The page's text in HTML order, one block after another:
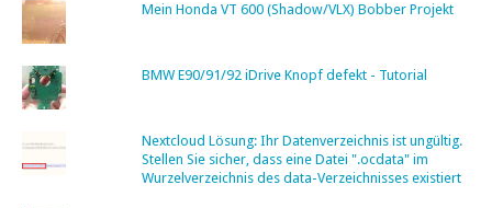
Mein Honda VT 600 (Shadow/VLX) Bobber Projekt
BMW E90/91/92 iDrive Knopf defekt - Tutorial
Nextcloud Lösung: Ihr Datenverzeichnis ist ungültig.
Stellen Sie sicher, dass eine Datei ".ocdata" im
Wurzelverzeichnis des data-Verzeichnisses existiert